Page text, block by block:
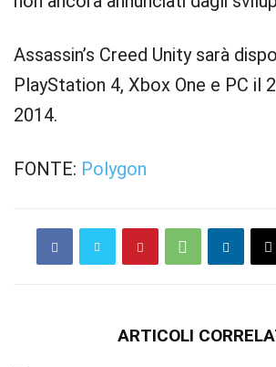
Assassin’s Creed Unity sarà
PlayStation 4, Xbox One e PC il
2014.
FONTE: Polygon
ARTICOLI